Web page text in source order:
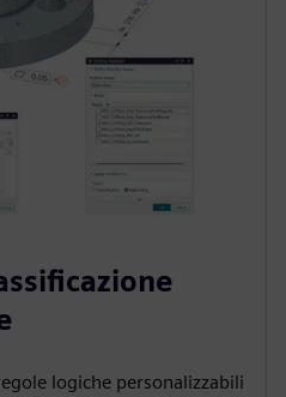
logiche personalizzabili